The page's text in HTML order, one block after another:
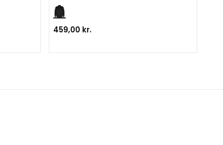
459,00 kr.